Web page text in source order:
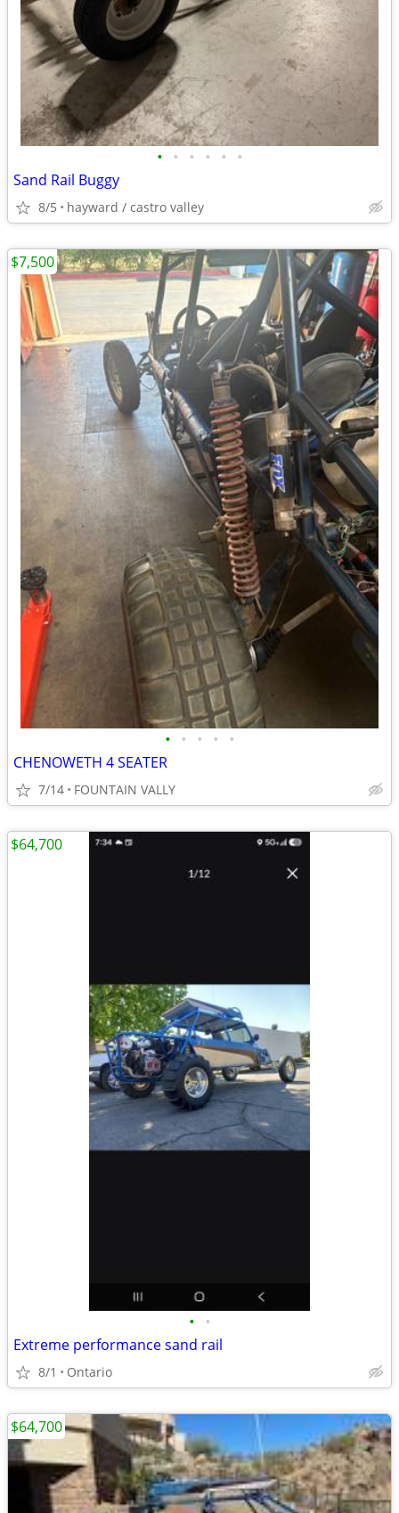
• • • • • •
Sand Rail Buggy
8/5 hayward / castro valley
• • • • •
CHENOWETH 4 SEATER
7/14 FOUNTAIN VALLY
$7,500
• •
Extreme performance sand rail
8/1 Ontario
$64,700
$64,700